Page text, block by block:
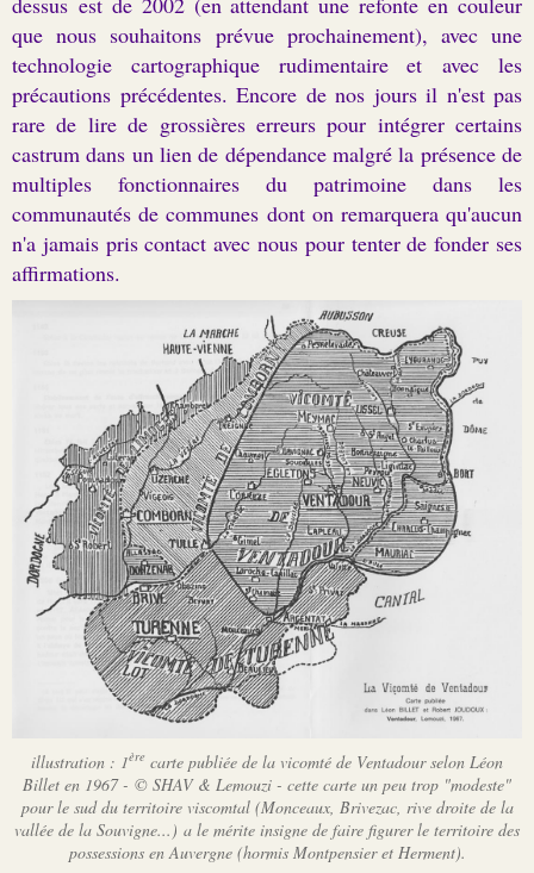
que nous souhaitons prévue prochainement), avec une
technologie cartographique rudimentaire et avec les
précautions précédentes. Encore de nos jours il n'est pas
rare de lire de grossières erreurs pour intégrer certains
castrum dans un lien de dépendance malgré la présence de
multiples fonctionnaires du patrimoine dans les
communautés de communes dont on remarquera qu'aucun
n'a jamais pris contact avec nous pour tenter de fonder ses
affirmations.
illustration : 1ère carte publiée de la vicomté de Ventadour selon Léon
Billet en 1967 - © SHAV & Lemouzi - cette carte un peu trop "modeste"
pour le sud du territoire viscomtal (Monceaux, Brivezac, rive droite de la
vallée de la Souvigne...) a le mérite insigne de faire figurer le territoire des
possessions en Auvergne (hormis Montpensier et Herment).